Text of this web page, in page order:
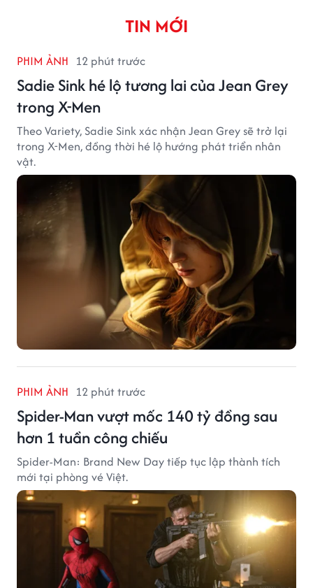
TIN MỚI
PHIM ẢNH 12 phút trước
Sadie Sink hé lộ tương lai của Jean Grey
trong X-Men
Theo Variety, Sadie Sink xác nhận Jean Grey sẽ trở lại
trong X-Men, đồng thời hé lộ hướng phát triển nhân
vật.
PHIM ẢNH 12 phút trước
Spider-Man vượt mốc 140 tỷ đồng sau
hơn 1 tuần công chiếu
Spider-Man: Brand New Day tiếp tục lập thành tích
mới tại phòng vé Việt.